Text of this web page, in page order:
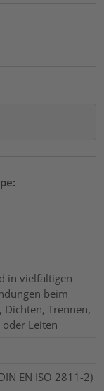
in vielfältigen
beim
Dichten, Trennen,
Leiten
EN ISO 2811-2)